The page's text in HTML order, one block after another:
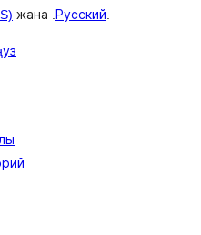
жана .Русский.